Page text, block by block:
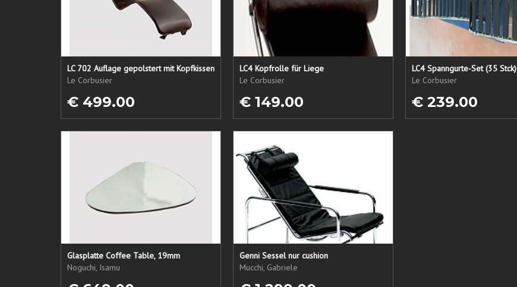
LC 702 Auflage gepolstert mit Kopfkissen
Le Corbusier
€ 499.00
LC4 Kopfrolle für Liege
Le Corbusier
€ 149.00
LC4 Spanngurte-Set (35 Stck)
Le Corbusier
€ 239.00
Glasplatte Coffee Table, 19mm
Noguchi, Isamu
Genni Sessel nur cushion
Mucchi, Gabriele